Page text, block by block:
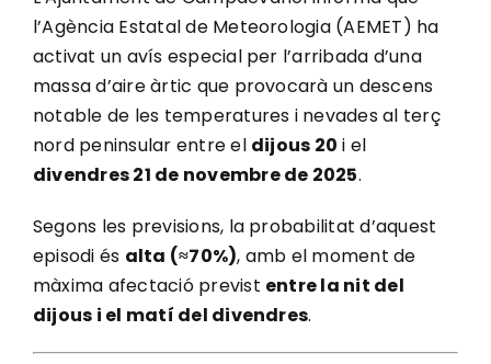
l’Agència Estatal de Meteorologia (AEMET) ha
activat un avís especial per l’arribada d’una
massa d’aire àrtic que provocarà un descens
notable de les temperatures i nevades al terç
nord peninsular entre el dijous 20 i el
divendres 21 de novembre de 2025.
Segons les previsions, la probabilitat d’aquest
episodi és alta (≈70%), amb el moment de
màxima afectació previst entre la nit del
dijous i el matí del divendres.